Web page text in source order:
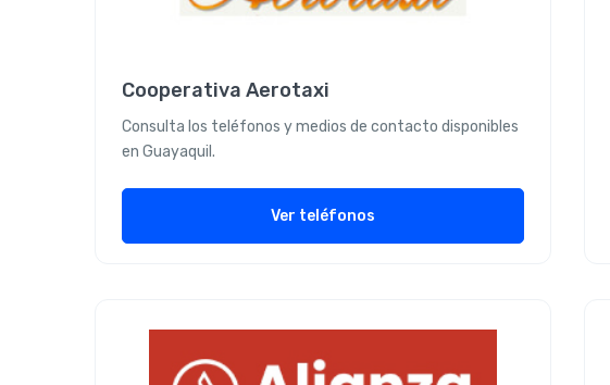
Cooperativa Aerotaxi
Consulta los teléfonos y medios de contacto disponibles
en Guayaquil.
Ver teléfonos